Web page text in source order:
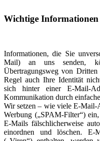
Wichtige
Informationen, die Sie
Mail) an uns senden,
Übertragungsweg von
Regel auch Ihre Identität
sich hinter einer E-Mail-
Kommunikation durch
Wir setzen – wie viele E-Mail-
Werbung („SPAM-Filter“)
E-Mails fälschlicherweise
einordnen und löschen. E-